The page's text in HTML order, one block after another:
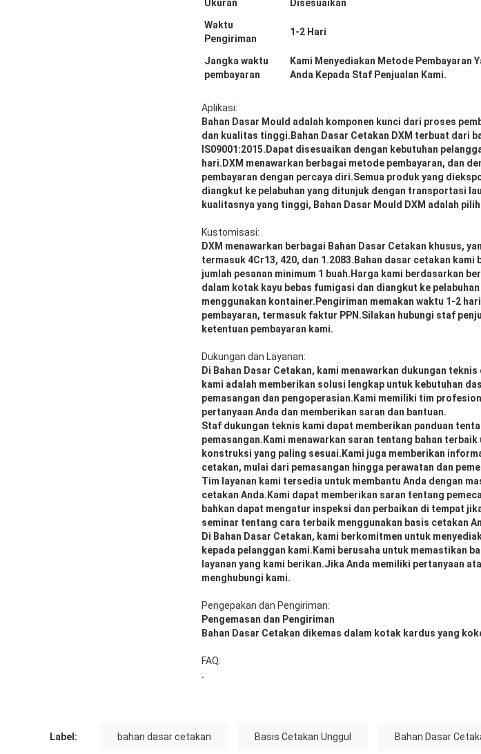
Ukuran
Disesuaikan
Waktu
Pengiriman
1-2 Hari
Jangka waktu
pembayaran
Kami Menyediakan Metode Pembayaran
Anda Kepada Staf Penjualan Kami.
Aplikasi:
Bahan Dasar Mould adalah komponen kunci dari proses
dan kualitas tinggi.Bahan Dasar Cetakan DXM terbuat dari
IS09001:2015.Dapat disesuaikan dengan kebutuhan
hari.DXM menawarkan berbagai metode pembayaran, dan
pembayaran dengan percaya diri.Semua produk yang
diangkut ke pelabuhan yang ditunjuk dengan transportasi
kualitasnya yang tinggi, Bahan Dasar Mould DXM adalah
Kustomisasi:
DXM menawarkan berbagai Bahan Dasar Cetakan khusus,
termasuk 4Cr13, 420, dan 1.2083.Bahan dasar cetakan
jumlah pesanan minimum 1 buah.Harga kami berdasarkan
dalam kotak kayu bebas fumigasi dan diangkut ke
menggunakan kontainer.Pengiriman memakan waktu 1-2
pembayaran, termasuk faktur PPN.Silakan hubungi staf
ketentuan pembayaran kami.
Dukungan dan Layanan:
Di Bahan Dasar Cetakan, kami menawarkan dukungan
kami adalah memberikan solusi lengkap untuk kebutuhan
pemasangan dan pengoperasian.Kami memiliki tim
pertanyaan Anda dan memberikan saran dan bantuan.
Staf dukungan teknis kami dapat memberikan panduan
pemasangan.Kami menawarkan saran tentang bahan
konstruksi yang paling sesuai.Kami juga memberikan
cetakan, mulai dari pemasangan hingga perawatan dan
Tim layanan kami tersedia untuk membantu Anda dengan
cetakan Anda.Kami dapat memberikan saran tentang
bahkan dapat mengatur inspeksi dan perbaikan di tempat
seminar tentang cara terbaik menggunakan basis cetakan
Di Bahan Dasar Cetakan, kami berkomitmen untuk
kepada pelanggan kami.Kami berusaha untuk memastikan
layanan yang kami berikan.Jika Anda memiliki pertanyaan
menghubungi kami.
Pengepakan dan Pengiriman:
Pengemasan dan Pengiriman
Bahan Dasar Cetakan dikemas dalam kotak kardus yang
FAQ:
.
Label: bahan dasar cetakan Basis Cetakan Unggul Bahan Dasar